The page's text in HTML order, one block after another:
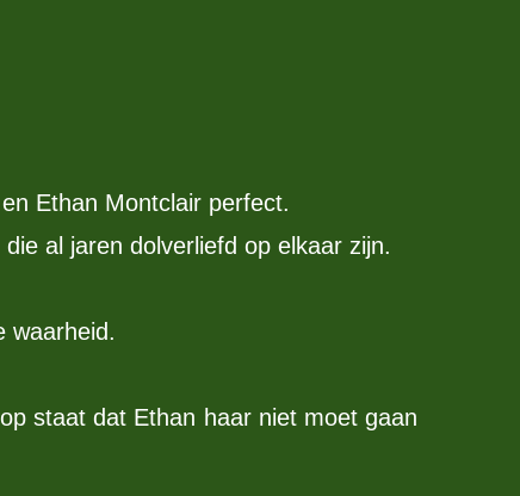
Ethan Montclair perfect.
al jaren dolverliefd op elkaar zijn.
waarheid.
staat dat Ethan haar niet moet gaan